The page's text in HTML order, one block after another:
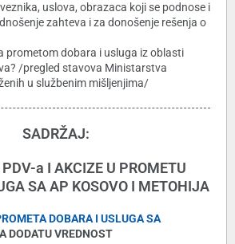
uslova, obrazaca koji se podnose i
zahteva i za donošenje rešenja o
prometom dobara i usluga iz oblasti
/pregled stavova Ministarstva
u službenim mišljenjima/
SADRŽAJ:
a I AKCIZE U PROMETU
SA AP KOSOVO I METOHIJA
DOBARA I USLUGA SA
DODATU VREDNOST